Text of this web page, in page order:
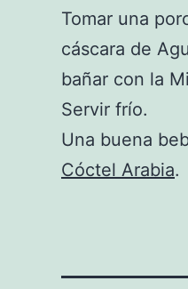
Tomar una
cáscara de
bañar con la
Servir frío.
Una buena
Cóctel Arabia.